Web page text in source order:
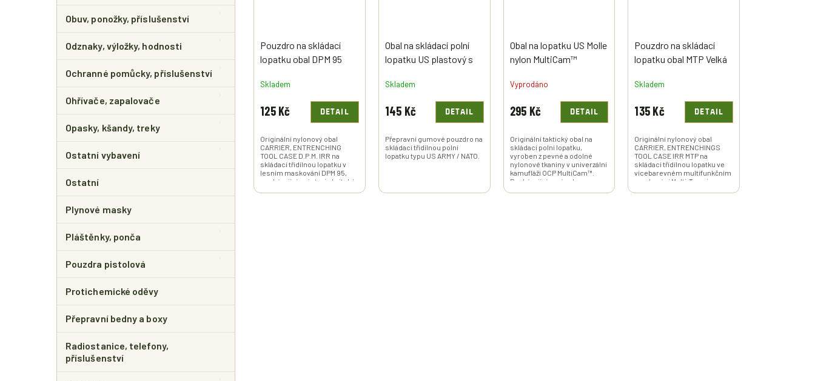
Obuv, ponožky, příslušenství
Odznaky, výložky, hodnosti
Ochranné pomůcky, příslušenství
Ohřívače, zapalovače
Opasky, kšandy, treky
Ostatní vybavení
Ostatní
Plynové masky
Pláštěnky, ponča
Pouzdra pistolová
Protichemické oděvy
Přepravní bedny a boxy
Radiostanice, telefony,
příslušenství
Pouzdro na skládací
lopatku obal DPM 95
Skladem
125 Kč DETAIL
Originální nylonový obal
CARRIER, ENTRENCHING
TOOL CASE D.P.M. IRR na
skládací třídílnou lopatku v
lesním maskování DPM 95,
pocházející z výstroje britské
Obal na skládací polní
lopatku US plastový s
Skilcraft 1987
Skladem
145 Kč DETAIL
Přepravní gumové pouzdro na
skládací třídílnou polní
lopatku typu US ARMY / NATO.
Obal na lopatku US Molle
nylon MultiCam™
Vyprodáno
295 Kč DETAIL
Originální taktický obal na
skládací polní lopatku,
vyroben z pevné a odolné
nylonové tkaniny v univerzální
kamufláži OCP MultiCam™.
Pocházející ze zásob
Pouzdro na skládací
lopatku obal MTP Velká
Skladem
135 Kč DETAIL
Originální nylonový obal
CARRIER, ENTRENCHINGS
TOOL CASE IRR MTP na
skládací třídílnou lopatku ve
vícebarevném multifunkčním
maskování Multi-Terrain